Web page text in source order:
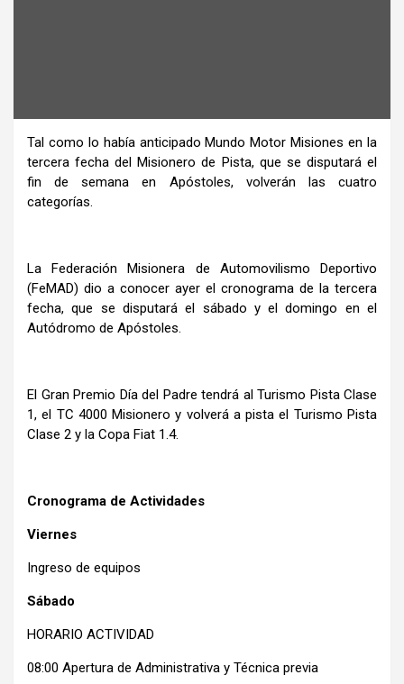
Tal como lo había anticipado Mundo Motor Misiones en la
tercera fecha del Misionero de Pista, que se disputará el
fin de semana en Apóstoles, volverán las cuatro
categorías.
La Federación Misionera de Automovilismo Deportivo
(FeMAD) dio a conocer ayer el cronograma de la tercera
fecha, que se disputará el sábado y el domingo en el
Autódromo de Apóstoles.
El Gran Premio Día del Padre tendrá al Turismo Pista Clase
1, el TC 4000 Misionero y volverá a pista el Turismo Pista
Clase 2 y la Copa Fiat 1.4.
Cronograma de Actividades
Viernes
Ingreso de equipos
Sábado
HORARIO ACTIVIDAD
08:00 Apertura de Administrativa y Técnica previa